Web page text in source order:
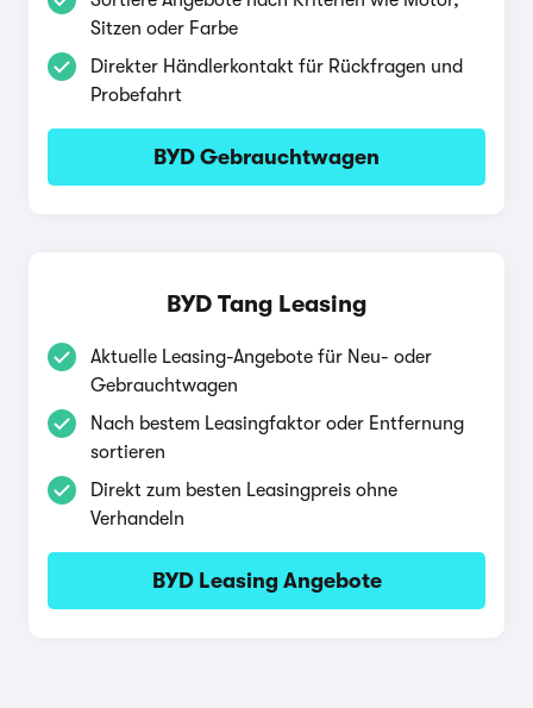
Sitzen oder Farbe
Direkter Händlerkontakt für Rückfragen und
Probefahrt
BYD Gebrauchtwagen
BYD Tang Leasing
Aktuelle Leasing-Angebote für Neu- oder
Gebrauchtwagen
Nach bestem Leasingfaktor oder Entfernung
sortieren
Direkt zum besten Leasingpreis ohne
Verhandeln
BYD Leasing Angebote